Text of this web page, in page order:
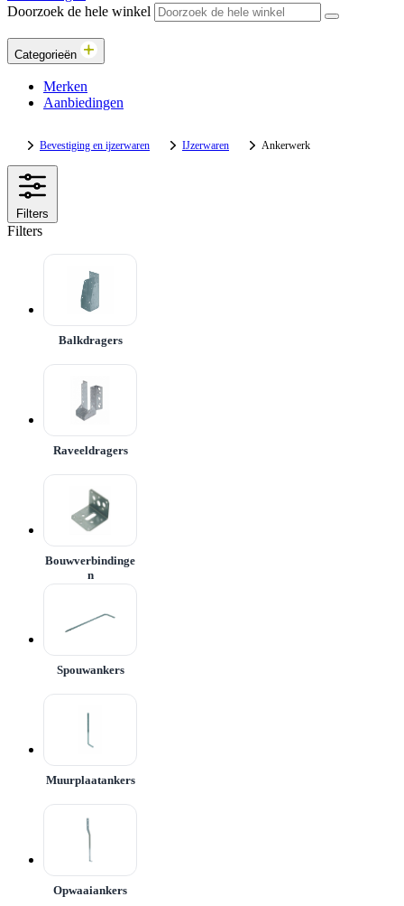
Doorzoek de hele winkel
Categorieën
Merken
Aanbiedingen
Bevestiging en ijzerwaren IJzerwaren Ankerwerk
Filters
Filters
Balkdragers
Raveeldragers
Bouwverbindinge
n
Spouwankers
Muurplaatankers
Opwaaiankers